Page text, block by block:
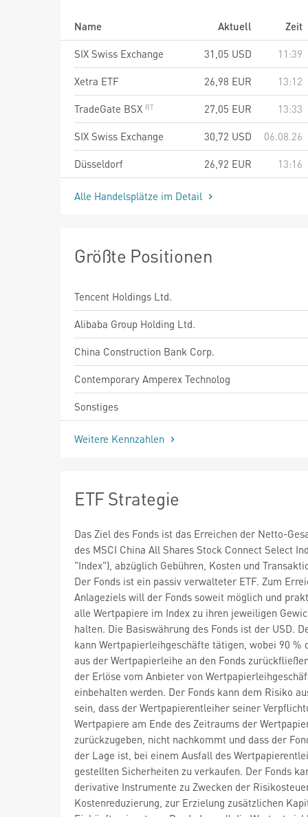
Name Aktuell
Zeit
SIX Swiss Exchange
31,05 USD
11:39
Xetra ETF
26,98 EUR
13:12
TradeGate BSX
27,05 EUR
13:33
SIX Swiss Exchange
30,72 USD
06.08.26
Düsseldorf
26,92 EUR 13:16
Alle Handelsplätze im Detail
Größte Positionen
Tencent Holdings Ltd.
Alibaba Group Holding Ltd.
China Construction Bank Corp.
Contemporary Amperex Technolog
Sonstiges
Weitere Kennzahlen
ETF Strategie
Das Ziel des Fonds ist das Erreichen der Netto-
des MSCI China All Shares Stock Connect Select
"Index"), abzüglich Gebühren, Kosten und
Der Fonds ist ein passiv verwalteter ETF. Zum
Anlageziels will der Fonds soweit möglich und
alle Wertpapiere im Index zu ihren jeweiligen
halten. Die Basiswährung des Fonds ist der USD.
kann Wertpapierleihgeschäfte tätigen, wobei 90 %
aus der Wertpapierleihe an den Fonds
der Erlöse vom Anbieter von
einbehalten werden. Der Fonds kann dem Risiko
sein, dass der Wertpapierentleiher seiner
Wertpapiere am Ende des Zeitraums der
zurückzugeben, nicht nachkommt und dass der
der Lage ist, bei einem Ausfall des
gestellten Sicherheiten zu verkaufen. Der Fonds
derivative Instrumente zu Zwecken der
Kostenreduzierung, zur Erzielung zusätzlichen